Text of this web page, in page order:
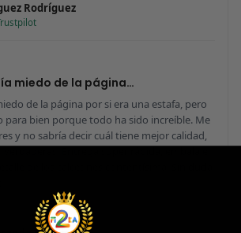
Rodríguez
miedo de la página…
de la página por si era una estafa, pero
para bien porque todo ha sido increíble. Me
y no sabría decir cuál tiene mejor calidad,